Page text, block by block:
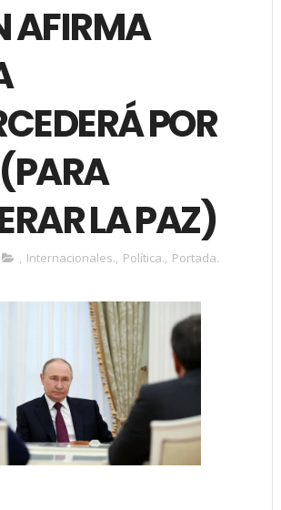
AFIRMA
POR
LA PAZ)
, Internacionales., Política., Portada.